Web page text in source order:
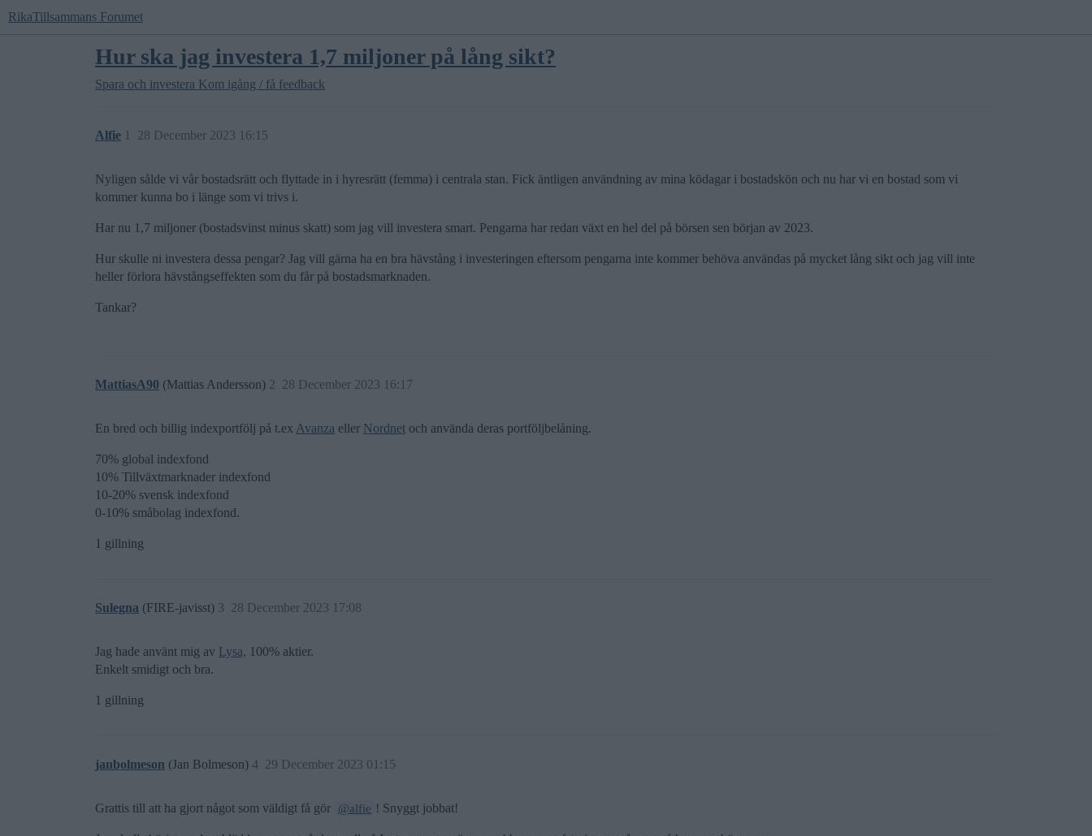
RikaTillsammans Forumet
Hur ska jag investera 1,7 miljoner på lång sikt?
Spara och investera Kom igång / få feedback
Alfie 28 December 2023 16:15
1
Nyligen sålde vi vår bostadsrätt och flyttade in i hyresrätt (femma) i centrala stan. Fick äntligen användning av mina ködagar i bostadskön och nu har vi en bostad som vi
kommer kunna bo i länge som vi trivs i.
Har nu 1,7 miljoner (bostadsvinst minus skatt) som jag vill investera smart. Pengarna har redan växt en hel del på börsen sen början av 2023.
Hur skulle ni investera dessa pengar? Jag vill gärna ha en bra hävstång i investeringen eftersom pengarna inte kommer behöva användas på mycket lång sikt och jag vill inte
heller förlora hävstångseffekten som du får på bostadsmarknaden.
Tankar?
MattiasA90 (Mattias Andersson) 28 December 2023 16:17
2
En bred och billig indexportfölj på t.ex Avanza eller Nordnet och använda deras portföljbelåning.
70% global indexfond
10% Tillväxtmarknader indexfond
10-20% svensk indexfond
0-10% småbolag indexfond.
1 gillning
Sulegna (FIRE-javisst) 28 December 2023 17:08
3
Jag hade använt mig av Lysa, 100% aktier.
Enkelt smidigt och bra.
1 gillning
janbolmeson (Jan Bolmeson) 29 December 2023 01:15
4
Grattis till att ha gjort något som väldigt få gör @alfie ! Snyggt jobbat!